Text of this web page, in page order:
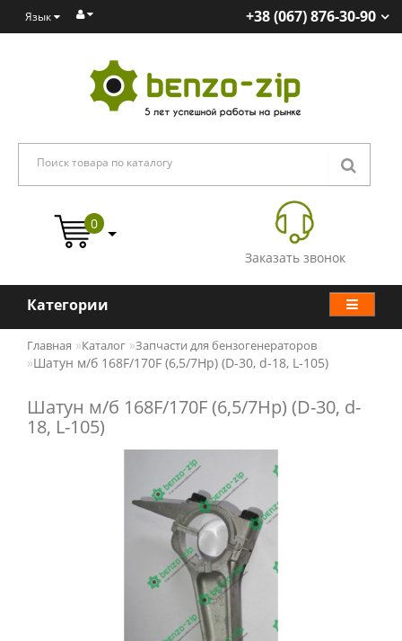
Язык +38 (067) 876-30-90
Заказать звонок
0
Категории
Главная Каталог Запчасти для бензогенераторов
Шатун м/б 168F/170F (6,5/7Hp) (D-30, d-18, L-105)
Шатун м/б 168F/170F (6,5/7Hp) (D-30, d-
18, L-105)